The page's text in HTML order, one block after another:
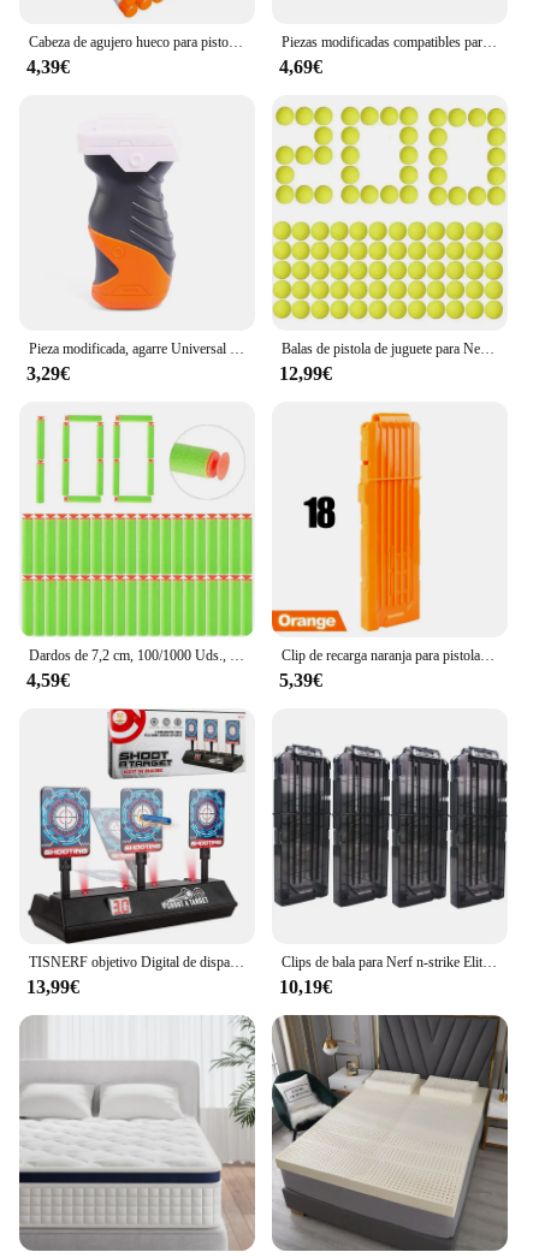
Cabeza de agujero hueco para pistola de juguete Nerf, 100/200 piezas, EVA, 7,2 cm, blanco, luminoso
4,39€
Piezas modificadas compatibles para la serie Nerf Elite, miras de tubo frontal adecuadas para juguetes de niños, juguetes de pistola para niños
4,69€
Pieza modificada, agarre Universal para Nerf n-strike Elite Series, accesorios, agarre Universal para accesorios de pistola de juguete Nerf, novedad de 2020
3,29€
Balas de pistola de juguete para Nerf Rival, balas de pistola de dardos de juguete para Nerf Rival, Apolo Zeus, 25/400 rondas
12,99€
4,59€
Clip de recarga naranja para pistola de juguete Nerf, repuesto de dardos redondos, munición blandas, 18
5,39€
13,99€
Clips de bala para Nerf n-strike Elite Blaster, Clips de recarga rápida, color negro, paquete de 4, 12 dardos
10,19€